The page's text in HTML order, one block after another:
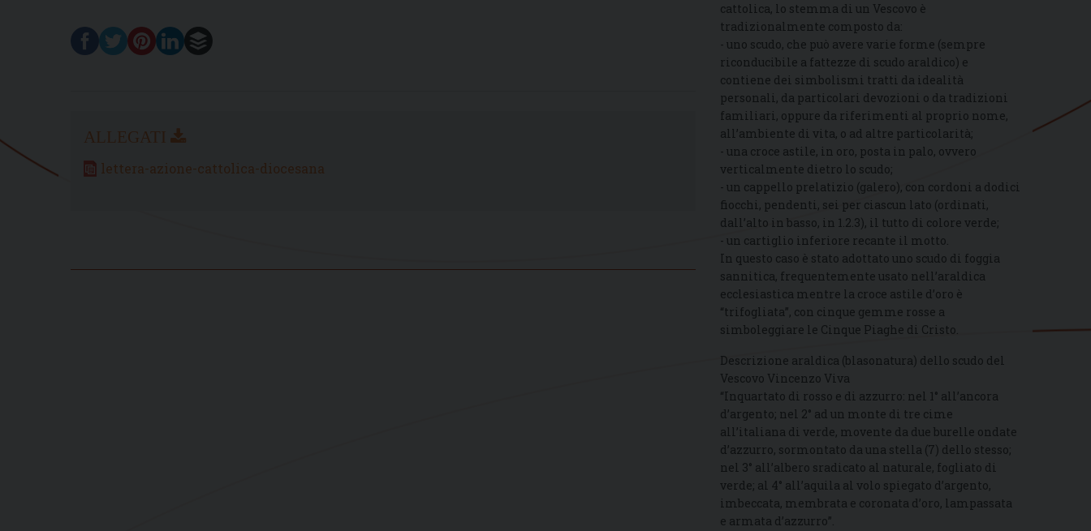
lettera-azione-cattolica-diocesana
cattolica, lo stemma di un Vescovo è
tradizionalmente composto da:
- uno scudo, che può avere varie forme (sempre
riconducibile a fattezze di scudo araldico) e
contiene dei simbolismi tratti da idealità
personali, da particolari devozioni o da tradizioni
familiari, oppure da riferimenti al proprio nome,
all’ambiente di vita, o ad altre particolarità;
- una croce astile, in oro, posta in palo, ovvero
verticalmente dietro lo scudo;
- un cappello prelatizio (galero), con cordoni a dodici
fiocchi, pendenti, sei per ciascun lato (ordinati,
dall’alto in basso, in 1.2.3), il tutto di colore verde;
- un cartiglio inferiore recante il motto.
In questo caso è stato adottato uno scudo di foggia
sannitica, frequentemente usato nell’araldica
ecclesiastica mentre la croce astile d’oro è
“trifogliata”, con cinque gemme rosse a
simboleggiare le Cinque Piaghe di Cristo.
Descrizione araldica (blasonatura) dello scudo del
Vescovo Vincenzo Viva
“Inquartato di rosso e di azzurro: nel 1° all’ancora
d’argento; nel 2° ad un monte di tre cime
all’italiana di verde, movente da due burelle ondate
d’azzurro, sormontato da una stella (7) dello stesso;
nel 3° all’albero sradicato al naturale, fogliato di
verde; al 4° all’aquila al volo spiegato d’argento,
imbeccata, membrata e coronata d’oro, lampassata
e armata d’azzurro”.